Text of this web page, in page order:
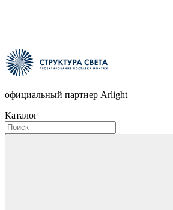
официальный партнер Arlight
Каталог